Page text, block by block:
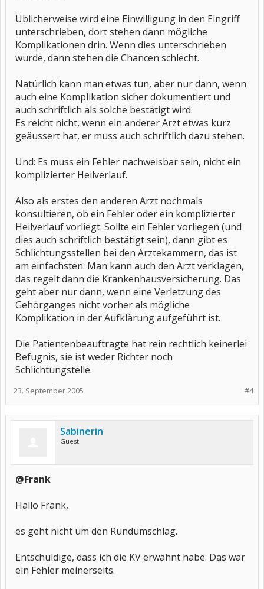
Üblicherweise wird eine Einwilligung in den Eingriff
unterschrieben, dort stehen dann mögliche
Komplikationen drin. Wenn dies unterschrieben
wurde, dann stehen die Chancen schlecht.
Natürlich kann man etwas tun, aber nur dann, wenn
auch eine Komplikation sicher dokumentiert und
auch schriftlich als solche bestätigt wird.
Es reicht nicht, wenn ein anderer Arzt etwas kurz
geäussert hat, er muss auch schriftlich dazu stehen.
Und: Es muss ein Fehler nachweisbar sein, nicht ein
komplizierter Heilverlauf.
Also als erstes den anderen Arzt nochmals
konsultieren, ob ein Fehler oder ein komplizierter
Heilverlauf vorliegt. Sollte ein Fehler vorliegen (und
dies auch schriftlich bestätigt sein), dann gibt es
Schlichtungsstellen bei den Ärztekammern, das ist
am einfachsten. Man kann auch den Arzt verklagen,
das regelt dann die Krankenhausversicherung. Das
geht aber nur dann, wenn eine Verletzung des
Gehörganges nicht vorher als mögliche
Komplikation in der Aufklärung aufgeführt ist.
Die Patientenbeauftragte hat rein rechtlich keinerlei
Befugnis, sie ist weder Richter noch
Schlichtungstelle.
#4
23. September 2005
Sabinerin
Guest
@Frank
Hallo Frank,
es geht nicht um den Rundumschlag.
Entschuldige, dass ich die KV erwähnt habe. Das war
ein Fehler meinerseits.